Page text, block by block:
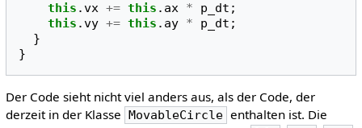
this .vx += this . ax * p_dt ;
this .vy += this . ay * p_dt ;
}
}
Der Code sieht nicht viel anders aus, als der Code, der
derzeit in der Klasse MovableCircle enthalten ist. Die